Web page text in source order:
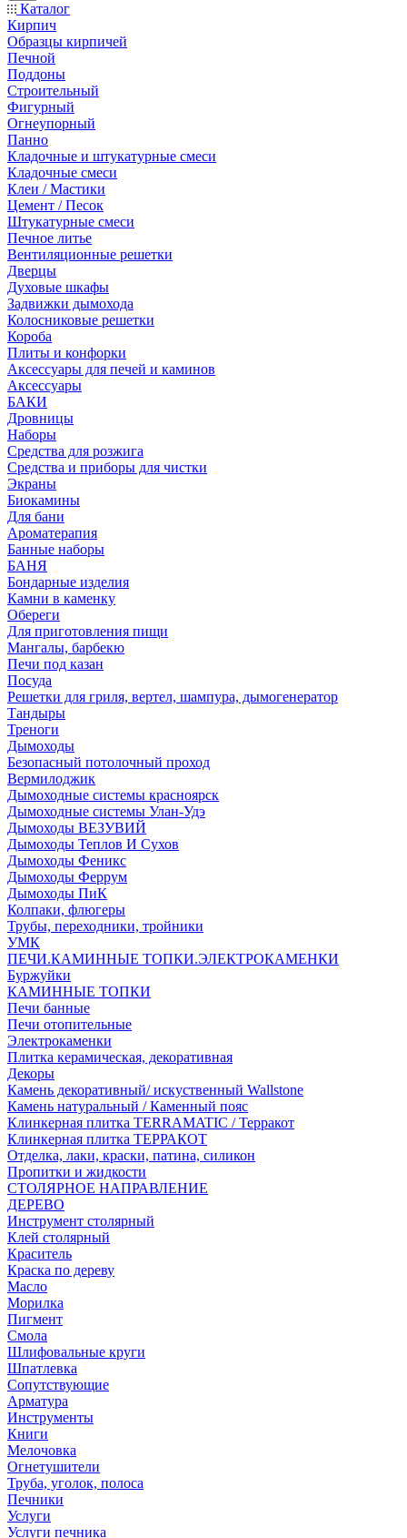
Каталог
Кирпич
Образцы кирпичей
Печной
Поддоны
Строительный
Фигурный
Огнеупорный
Панно
Кладочные и штукатурные смеси
Кладочные смеси
Клеи / Мастики
Цемент / Песок
Штукатурные смеси
Печное литье
Вентиляционные решетки
Дверцы
Духовые шкафы
Задвижки дымохода
Колосниковые решетки
Короба
Плиты и конфорки
Аксессуары для печей и каминов
Аксессуары
БАКИ
Дровницы
Наборы
Средства для розжига
Средства и приборы для чистки
Экраны
Биокамины
Для бани
Ароматерапия
Банные наборы
БАНЯ
Бондарные изделия
Камни в каменку
Обереги
Для приготовления пищи
Мангалы, барбекю
Печи под казан
Посуда
Решетки для гриля, вертел, шампура, дымогенератор
Тандыры
Треноги
Дымоходы
Безопасный потолочный проход
Вермилоджик
Дымоходные системы красноярск
Дымоходные системы Улан-Удэ
Дымоходы ВЕЗУВИЙ
Дымоходы Теплов И Сухов
Дымоходы Феникс
Дымоходы Феррум
Дымоходы ПиК
Колпаки, флюгеры
Трубы, переходники, тройники
УМК
ПЕЧИ.КАМИННЫЕ ТОПКИ.ЭЛЕКТРОКАМЕНКИ
Буржуйки
КАМИННЫЕ ТОПКИ
Печи банные
Печи отопительные
Электрокаменки
Плитка керамическая, декоративная
Декоры
Камень декоративный/ искуственный Wallstone
Камень натуральный / Каменный пояс
Клинкерная плитка TERRAMATIC / Терракот
Клинкерная плитка ТЕРРАКОТ
Отделка, лаки, краски, патина, силикон
Пропитки и жидкости
СТОЛЯРНОЕ НАПРАВЛЕНИЕ
ДЕРЕВО
Инструмент столярный
Клей столярный
Краситель
Краска по дереву
Масло
Морилка
Пигмент
Смола
Шлифовальные круги
Шпатлевка
Сопутствующие
Арматура
Инструменты
Книги
Мелочовка
Огнетушители
Труба, уголок, полоса
Печники
Услуги
Услуги печника